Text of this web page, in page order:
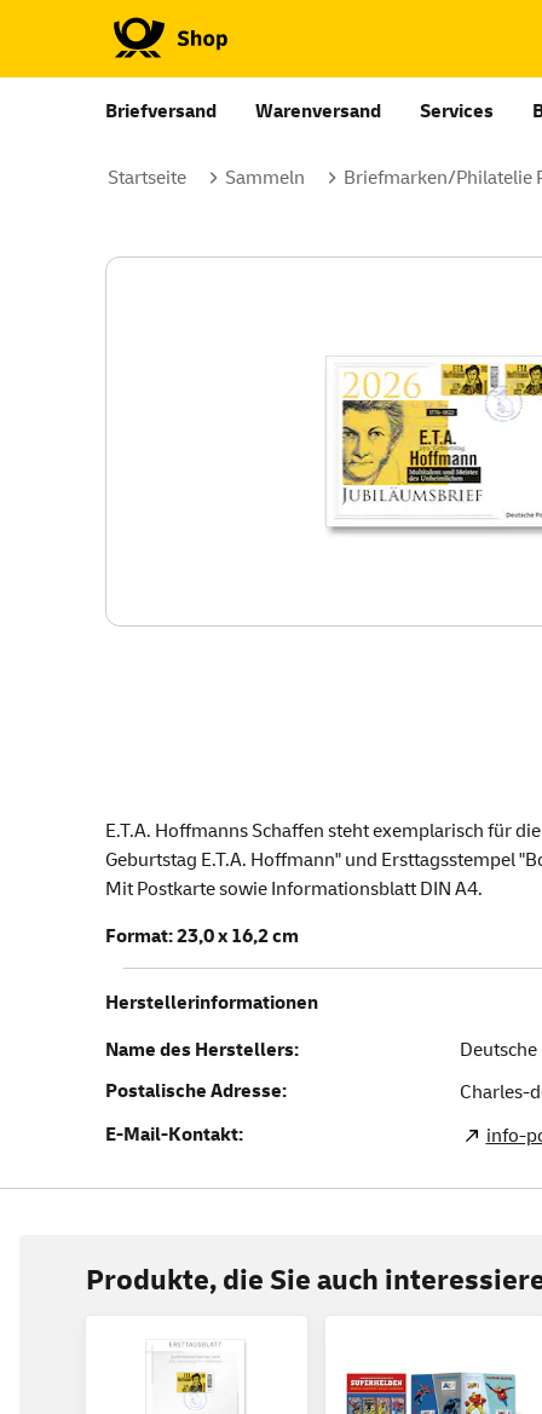
Briefversand Warenversand Services
Startseite Sammeln Briefmarken/Philatelie
E.T.A. Hoffmanns Schaffen steht exemplarisch für
Geburtstag E.T.A. Hoffmann" und Ersttagsstempel
Mit Postkarte sowie Informationsblatt DIN A4.
Format: 23,0 x 16,2 cm
Herstellerinformationen
Name des Herstellers:
Deutsche
Postalische Adresse:
Charles-
E-Mail-Kontakt:
info-
Produkte, die Sie auch